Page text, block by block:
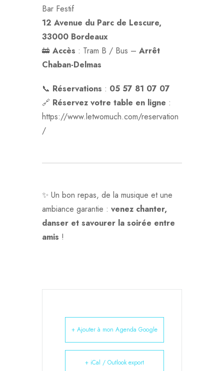
Bar Festif
12 Avenue du Parc de Lescure,
33000 Bordeaux
🚋 Accès : Tram B / Bus – Arrêt
Chaban-Delmas
📞 Réservations : 05 57 81 07 07
🔗 Réservez votre table en ligne :
https://www.letwomuch.com/reservation
/
✨ Un bon repas, de la musique et une
ambiance garantie : venez chanter,
danser et savourer la soirée entre
amis !
+ Ajouter à mon Agenda Google
+ iCal / Outlook export